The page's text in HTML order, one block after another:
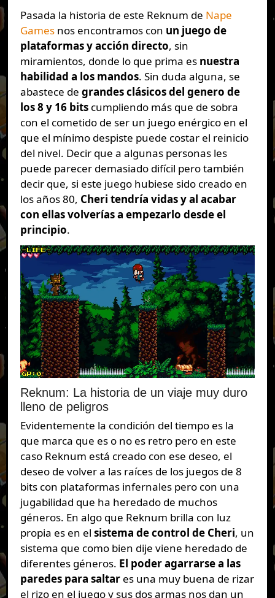
Pasada la historia de este Reknum de Nape
Gamesnos encontramos con un juego de
plataformas y acción directo, sin
miramientos, donde lo que prima es nuestra
habilidad a los mandos. Sin duda alguna, se
abastece de grandes clásicos del genero de
los 8 y 16 bitscumpliendo más que de sobra
con el cometido de ser un juego enérgico en el
que el mínimo despiste puede costar el reinicio
del nivel. Decir que a algunas personas les
puede parecer demasiado difícil pero también
decir que, si este juego hubiese sido creado en
los años 80, Cheri tendría vidas y al acabar
con ellas volverías a empezarlo desde el
principio.
Reknum: La historia de un viaje muy duro
lleno de peligros
Evidentemente la condición del tiempo es la
que marca que es o no es retro pero en este
caso Reknum está creado con ese deseo, el
deseo de volver a las raíces de los juegos de 8
bits con plataformas infernales pero con una
jugabilidad que ha heredado de muchos
géneros. En algo que Reknum brilla con luz
propia es en el sistema de control de Cheri, un
sistema que como bien dije viene heredado de
diferentes géneros. El poder agarrarse a las
paredes para saltar es una muy buena de rizar
el rizo en el juego y sus dos armas nos dan un